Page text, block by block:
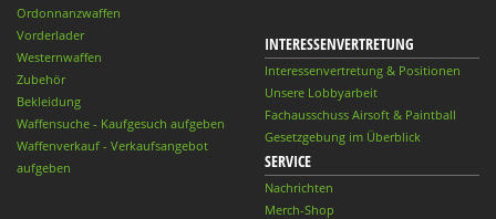
Ordonnanzwaffen
Vorderlader
Westernwaffen
Zubehör
Bekleidung
Waffensuche - Kaufgesuch aufgeben
Waffenverkauf - Verkaufsangebot
aufgeben
INTERESSENVERTRETUNG
Interessenvertretung & Positionen
Unsere Lobbyarbeit
Fachausschuss Airsoft & Paintball
Gesetzgebung im Überblick
SERVICE
Nachrichten
Merch-Shop